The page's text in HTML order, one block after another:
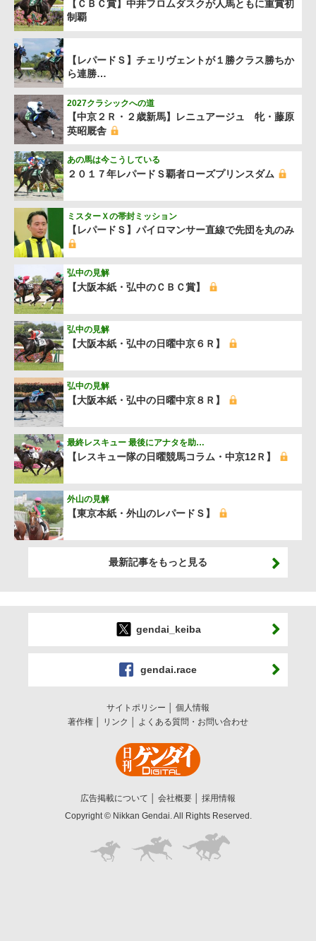
【ＣＢＣ賞】中井フロムダスクが人馬ともに重賞初
制覇
【レパードＳ】チェリヴェントが１勝クラス勝ちか
ら連勝…
【中京２Ｒ・２歳新馬】レニュアージュ 牝・藤原
英昭厩舎
2027クラシックへの道
２０１７年レパードＳ覇者ローズプリンスダム
あの馬は今こうしている
【レパードＳ】パイロマンサー直線で先団を丸のみ
ミスターＸの帯封ミッション
【大阪本紙・弘中のＣＢＣ賞】
弘中の見解
【大阪本紙・弘中の日曜中京６Ｒ】
弘中の見解
【大阪本紙・弘中の日曜中京８Ｒ】
弘中の見解
【レスキュー隊の日曜競馬コラム・中京12Ｒ】
最終レスキュー 最後にアナタを助…
【東京本紙・外山のレパードＳ】
外山の見解
最新記事をもっと見る
gendai_keiba
gendai.race
サイトポリシー
個人情報
著作権
リンク よくある質問・お問い合わせ
広告掲載について 会社概要
採用情報
Copyright © Nikkan Gendai. All Rights Reserved.